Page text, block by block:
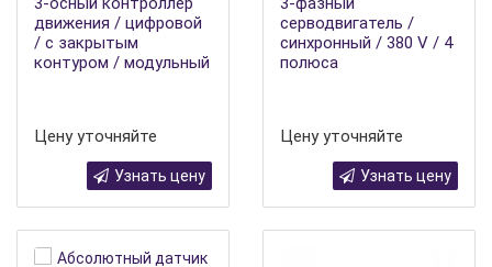
движения / цифровой
/ с закрытым
контуром / модульный
Цену уточняйте
Узнать цену
серводвигатель /
синхронный / 380 V / 4
полюса
Цену уточняйте
Узнать цену